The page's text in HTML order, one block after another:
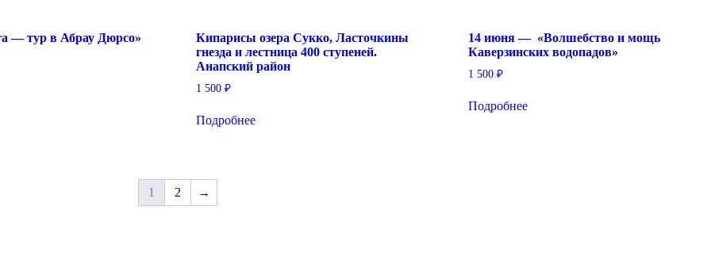
— тур в Абрау Дюрсо»
Кипарисы озера Сукко, Ласточкины
гнезда и лестница 400 ступеней.
Анапский район
1 500 ₽
Подробнее
14 июня — «Волшебство и мощь
Каверзинских водопадов»
1 500 ₽
Подробнее
1 2 →